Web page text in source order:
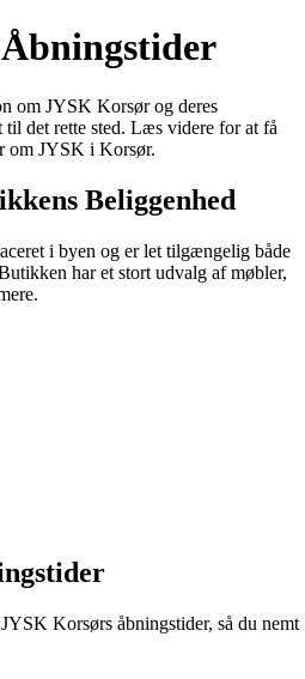
om JYSK Korsør og deres
til det rette sted. Læs videre for at få
om JYSK i Korsør.
Beliggenhed
i byen og er let tilgængelig både
har et stort udvalg af møbler,
Korsørs åbningstider, så du nemt